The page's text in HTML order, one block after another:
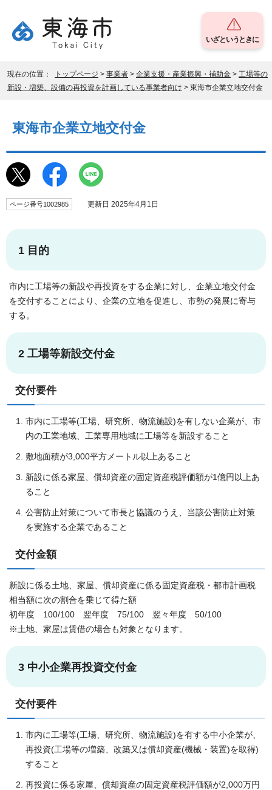
いざというときに
現在の位置： トップページ > 事業者 > 企業支援・産業振興・補助金 > 工場等の
新設・増築、設備の再投資を計画している事業者向け > 東海市企業立地交付金
東海市企業立地交付金
ページ番号1002985 更新日 2025年4月1日
1 目的
市内に工場等の新設や再投資をする企業に対し、企業立地交付金
を交付することにより、企業の立地を促進し、市勢の発展に寄与
する。
2 工場等新設交付金
交付要件
市内に工場等(工場、研究所、物流施設)を有しない企業が、市
内の工業地域、工業専用地域に工場等を新設すること
敷地面積が3,000平方メートル以上あること
新設に係る家屋、償却資産の固定資産税評価額が1億円以上あ
ること
公害防止対策について市長と協議のうえ、当該公害防止対策
を実施する企業であること
交付金額
新設に係る土地、家屋、償却資産に係る固定資産税・都市計画税
相当額に次の割合を乗じて得た額
初年度 100/100 翌年度 75/100 翌々年度 50/100
※土地、家屋は賃借の場合も対象となります。
3 中小企業再投資交付金
交付要件
市内に工場等(工場、研究所、物流施設)を有する中小企業が、
再投資(工場等の増築、改築又は償却資産(機械・装置)を取得)
すること
再投資に係る家屋、償却資産の固定資産税評価額が2,000万円